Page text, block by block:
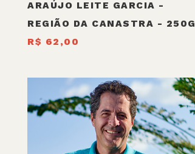
ARAÚJO LEITE GARCIA -
REGIÃO DA CANASTRA - 250G
R$ 62,00